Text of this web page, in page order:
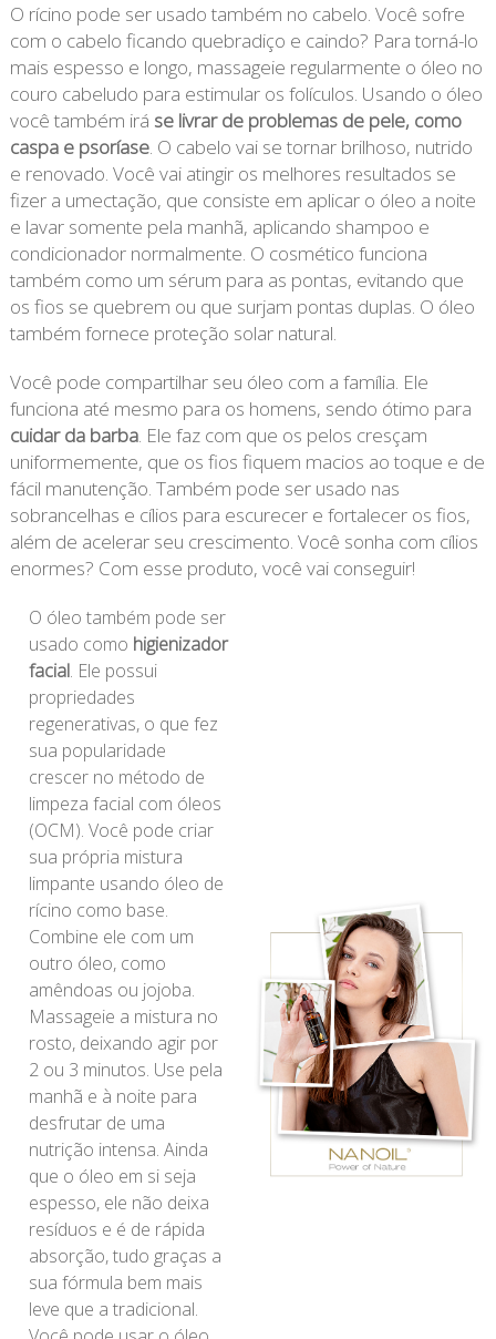
O rícino pode ser usado também no cabelo. Você sofre
com o cabelo ficando quebradiço e caindo? Para torná-lo
mais espesso e longo, massageie regularmente o óleo no
couro cabeludo para estimular os folículos. Usando o óleo
você também irá se livrar de problemas de pele, como
caspa e psoríase. O cabelo vai se tornar brilhoso, nutrido
e renovado. Você vai atingir os melhores resultados se
fizer a umectação, que consiste em aplicar o óleo a noite
e lavar somente pela manhã, aplicando shampoo e
condicionador normalmente. O cosmético funciona
também como um sérum para as pontas, evitando que
os fios se quebrem ou que surjam pontas duplas. O óleo
também fornece proteção solar natural.
Você pode compartilhar seu óleo com a família. Ele
funciona até mesmo para os homens, sendo ótimo para
cuidar da barba. Ele faz com que os pelos cresçam
uniformemente, que os fios fiquem macios ao toque e de
fácil manutenção. Também pode ser usado nas
sobrancelhas e cílios para escurecer e fortalecer os fios,
além de acelerar seu crescimento. Você sonha com cílios
enormes? Com esse produto, você vai conseguir!
O óleo também pode ser
usado como higienizador
facial. Ele possui
propriedades
regenerativas, o que fez
sua popularidade
crescer no método de
limpeza facial com óleos
(OCM). Você pode criar
sua própria mistura
limpante usando óleo de
rícino como base.
Combine ele com um
outro óleo, como
amêndoas ou jojoba.
Massageie a mistura no
rosto, deixando agir por
2 ou 3 minutos. Use pela
manhã e à noite para
desfrutar de uma
nutrição intensa. Ainda
que o óleo em si seja
espesso, ele não deixa
resíduos e é de rápida
absorção, tudo graças a
sua fórmula bem mais
leve que a tradicional.